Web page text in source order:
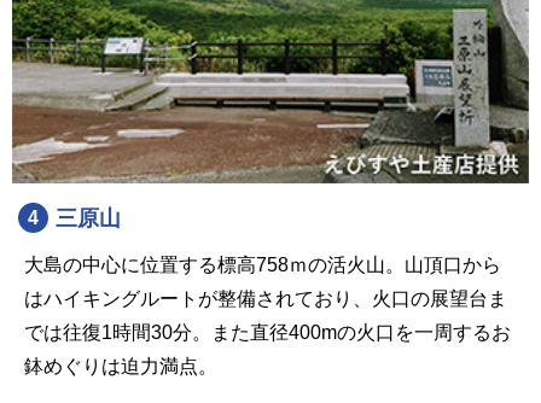
4 三原山
大島の中心に位置する標高758ｍの活火山。山頂口から
はハイキングルートが整備されており、火口の展望台ま
では往復1時間30分。また直径400mの火口を一周するお
鉢めぐりは迫力満点。